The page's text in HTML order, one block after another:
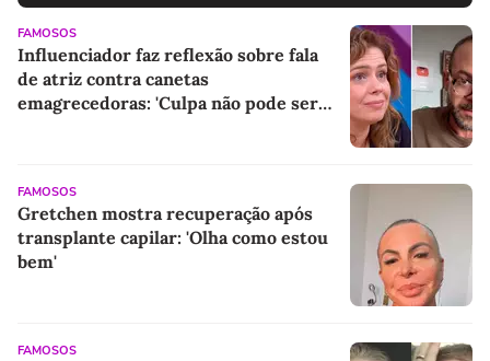
FAMOSOS
Influenciador faz reflexão sobre fala
de atriz contra canetas
emagrecedoras: 'Culpa não pode ser
FAMOSOS
Gretchen mostra recuperação após
transplante capilar: 'Olha como estou
bem'
FAMOSOS